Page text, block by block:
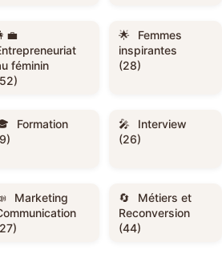
féminin
Femmes
inspirantes
(28)
Formation
Interview
(26)
Marketing
Métiers et
Reconversion
(44)